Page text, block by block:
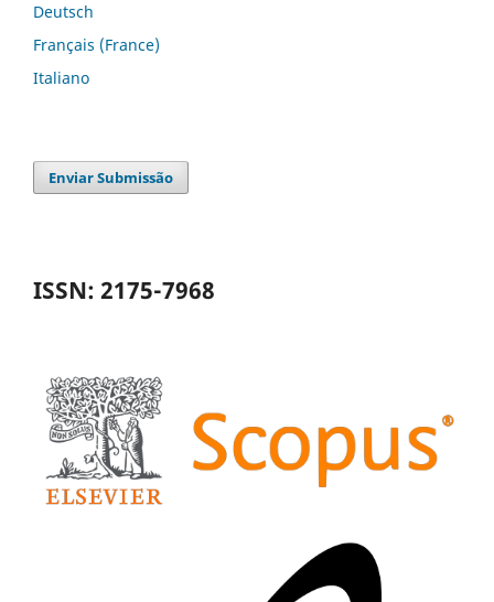
Deutsch
Français (France)
Italiano
Enviar Submissão
ISSN: 2175-7968